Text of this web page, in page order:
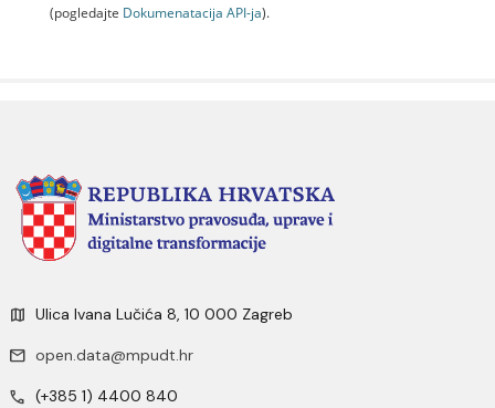
(pogledajte Dokumenаtаcijа API-jа).